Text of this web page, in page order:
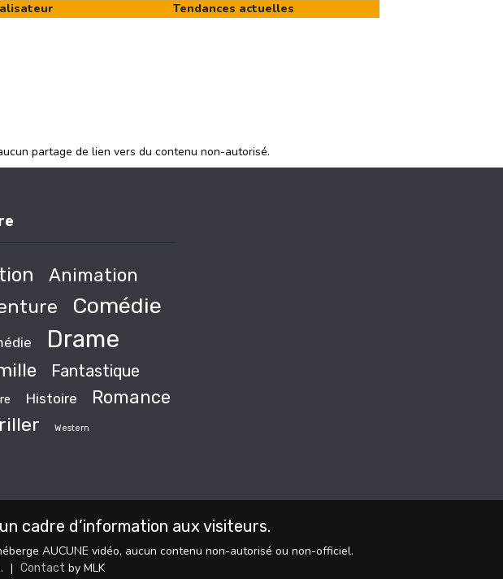
Tendances actuelles
partage de lien vers du contenu non-autorisé.
Animation
Comédie
Drame
Fantastique
Histoire Romance
Western
cadre d’information aux visiteurs.
AUCUNE vidéo, aucun contenu non-autorisé ou non-officiel.
| Contact by MLK